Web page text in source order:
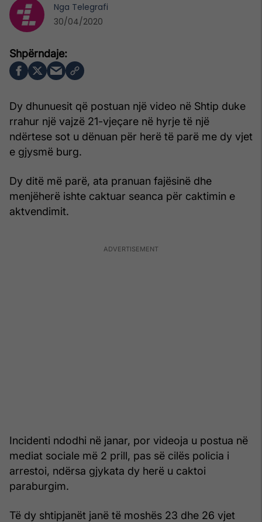
Dy dhunuesit që postuan një video në Shtip duke
rrahur një vajzë 21-vjeçare në hyrje të një
ndërtese sot u dënuan për herë të parë me dy vjet
e gjysmë burg.
Dy ditë më parë, ata pranuan fajësinë dhe
menjëherë ishte caktuar seanca për caktimin e
aktvendimit.
Incidenti ndodhi në janar, por videoja u postua në
mediat sociale më 2 prill, pas së cilës policia i
arrestoi, ndërsa gjykata dy herë u caktoi
paraburgim.
Të dy shtipjanët janë të moshës 23 dhe 26 vjet
Nga Telegrafi
30/04/2020